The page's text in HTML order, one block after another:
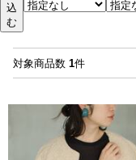
込
む
対象商品数 1件